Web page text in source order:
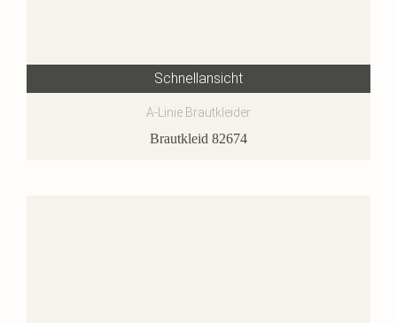
Schnellansicht
A-Linie Brautkleider
Brautkleid 82674